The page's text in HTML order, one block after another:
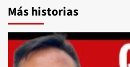
Más historias